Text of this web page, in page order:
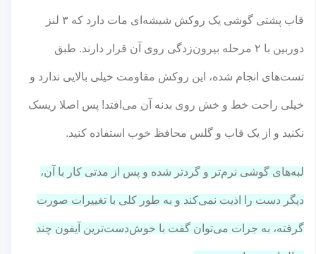
قاب پشتی گوشی یک روکش شیشه‌ای مات دارد که ۳ لنز
دوربین با ۲ مرحله بیرون‌زدگی روی آن قرار دارند. طبق
تست‌های انجام شده، این روکش مقاومت خیلی بالایی ندارد و
خیلی راحت خط و خش روی بدنه آن می‌افتد! پس اصلا ریسک
نکنید و از یک قاب و گلس محافظ خوب استفاده کنید.
لبه‌های گوشی نرم‌تر و گرد‌تر شده و پس از مدتی کار با آن،
دیگر دست را اذیت نمی‌کند و به طور کلی با تغییرات صورت
گرفته، به جرات می‌توان گفت با خوش‌دست‌ترین آیفون چند